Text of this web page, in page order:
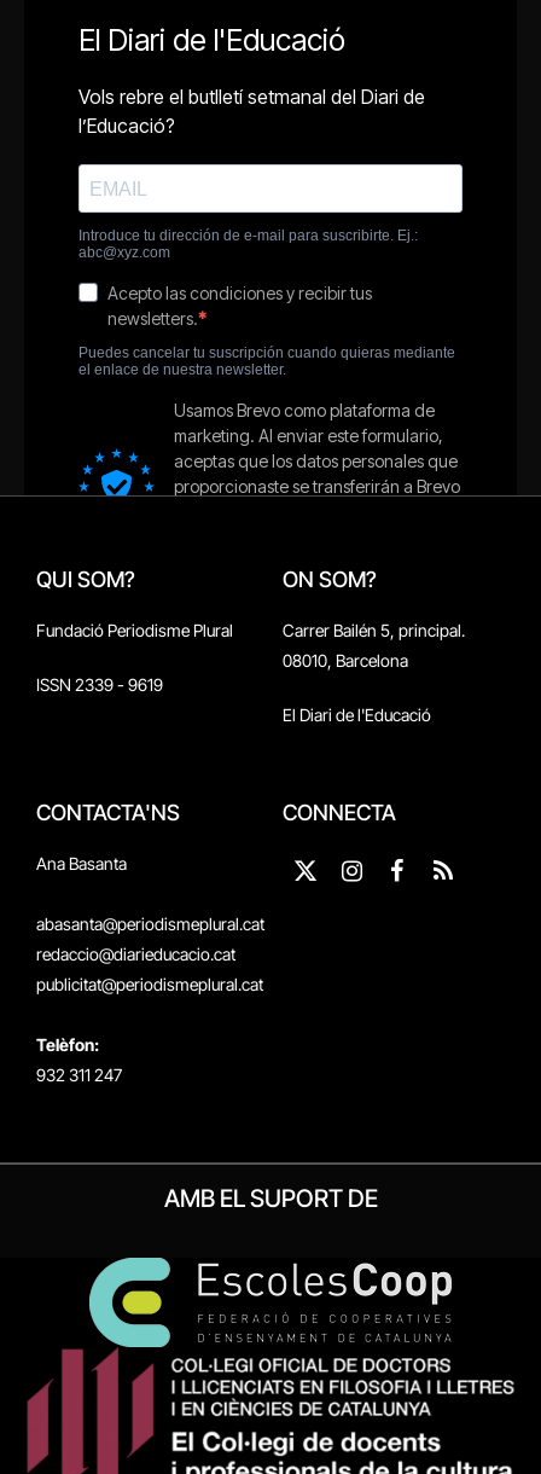
QUI SOM?
Fundació Periodisme Plural
ISSN 2339 - 9619
ON SOM?
Carrer Bailén 5, principal.
08010, Barcelona
El Diari de l'Educació
CONTACTA'NS
Ana Basanta
abasanta@periodismeplural.cat
redaccio@diarieducacio.cat
publicitat@periodismeplural.cat
Telèfon:
932 311 247
CONNECTA
X
Instagram
Facebook
RSS
AMB EL SUPORT DE